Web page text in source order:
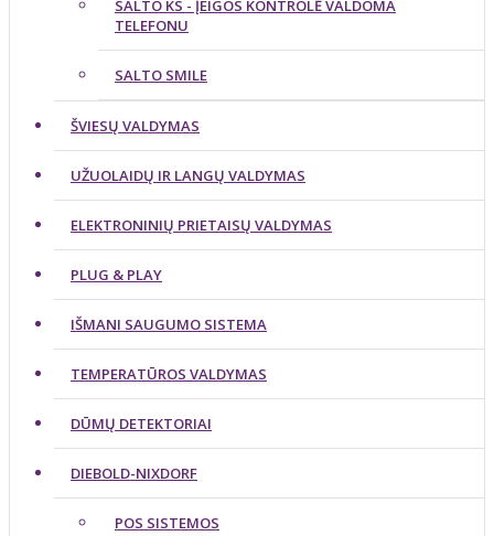
SALTO KS - ĮEIGOS KONTROLĖ VALDOMA
TELEFONU
SALTO SMILE
ŠVIESŲ VALDYMAS
UŽUOLAIDŲ IR LANGŲ VALDYMAS
ELEKTRONINIŲ PRIETAISŲ VALDYMAS
PLUG & PLAY
IŠMANI SAUGUMO SISTEMA
TEMPERATŪROS VALDYMAS
DŪMŲ DETEKTORIAI
DIEBOLD-NIXDORF
POS SISTEMOS